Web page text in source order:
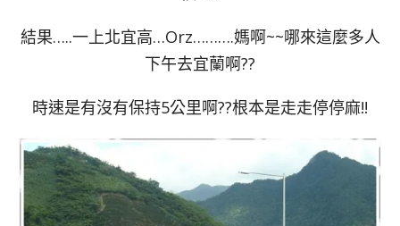
結果…..一上北宜高…Orz……….媽啊~~哪來這麼多人
下午去宜蘭啊??
時速是有沒有保持5公里啊??根本是走走停停麻!!